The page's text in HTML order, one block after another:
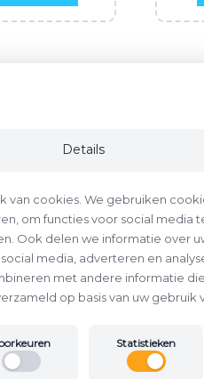
Details
van cookies. We gebruiken
om functies voor social media
Ook delen we informatie over
media, adverteren en
met andere informatie
op basis van uw gebruik
Statistieken